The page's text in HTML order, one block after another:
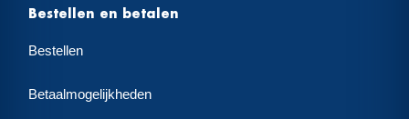
Bestellen en betalen
Bestellen
Betaalmogelijkheden